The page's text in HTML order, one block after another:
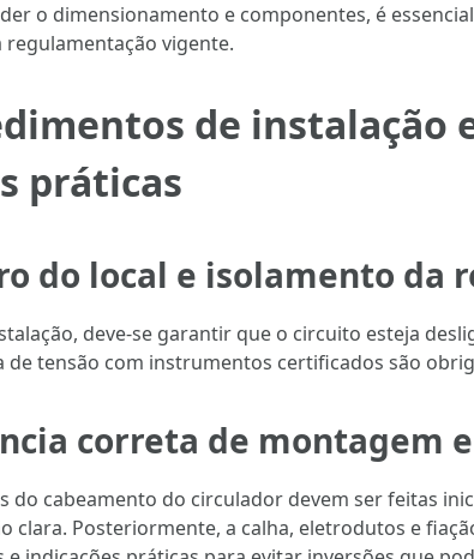
o dimensionamento e componentes, é
regulamentação vigente.
de instalação
práticas
do local e isolamento da
deve-se garantir que o circuito esteja
de tensão com instrumentos certificados são
correta de montagem
do cabeamento do circulador devem ser feitas
clara. Posteriormente, a calha, eletrodutos e